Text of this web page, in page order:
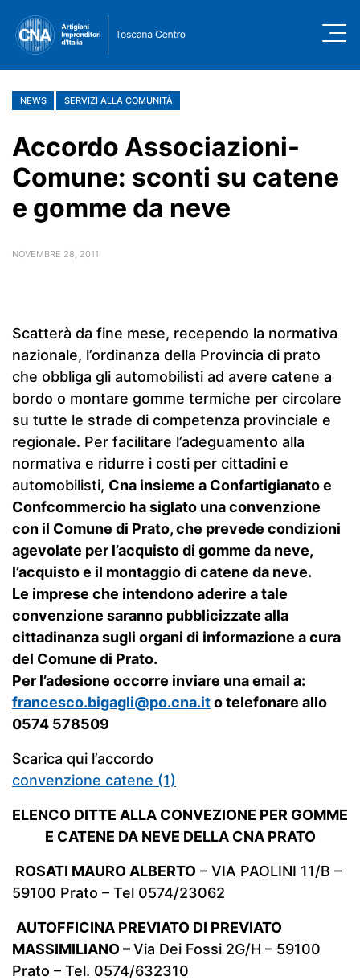
NEWS SERVIZI ALLA COMUNITÀ
Accordo Associazioni-
Comune: sconti su catene
e gomme da neve
NOVEMBRE 28, 2011
Scatterà da fine mese, recependo la normativa
nazionale, l’ordinanza della Provincia di prato
che obbliga gli automobilisti ad avere catene a
bordo o montare gomme termiche per circolare
su tutte le strade di competenza provinciale e
regionale. Per facilitare l’adeguamento alla
normativa e ridurre i costi per cittadini e
automobilisti, Cna insieme a Confartigianato e
Confcommercio ha siglato una convenzione
con il Comune di Prato, che prevede condizioni
agevolate per l’acquisto di gomme da neve,
l’acquisto e il montaggio di catene da neve.
Le imprese che intendono aderire a tale
convenzione saranno pubblicizzate alla
cittadinanza sugli organi di informazione a cura
del Comune di Prato.
Per l’adesione occorre inviare una email a:
francesco.bigagli@po.cna.ito telefonare allo
0574 578509
Scarica qui l’accordo
convenzione catene (1)
ELENCO DITTE ALLA CONVEZIONE PER GOMME
E CATENE DA NEVE DELLA CNA PRATO
ROSATI MAURO ALBERTO – VIA PAOLINI 11/B –
59100 Prato – Tel 0574/23062
AUTOFFICINA PREVIATO DI PREVIATO
MASSIMILIANO –Via Dei Fossi 2G/H – 59100
Prato – Tel. 0574/632310